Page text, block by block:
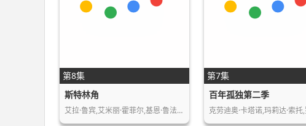
第8集
斯特林角
艾拉·鲁宾,艾米丽·霍菲尔,基恩·鲁法洛,…
第7集
百年孤独第二季